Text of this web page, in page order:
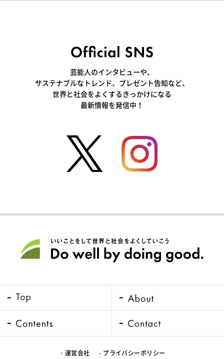
芸能人のインタビューや、
サステナブルなトレンド、プレゼント告知など、
世界と社会をよくするきっかけになる
最新情報を発信中！
・運営会社 ・プライバシーポリシー